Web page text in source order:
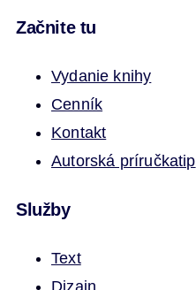
Začnite tu
Vydanie knihy
Cenník
Kontakt
Autorská príručkatip
Služby
Text